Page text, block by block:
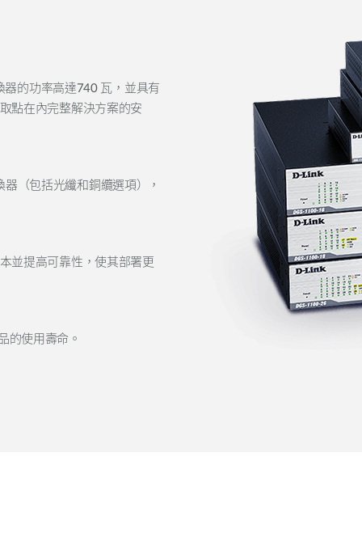
的功率高達740 瓦，並具有
點在內完整解決方案的安
（包括光纖和銅纜選項），
並提高可靠性，使其部署更
的使用壽命。